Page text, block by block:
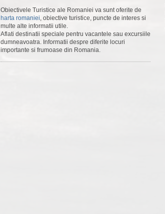
Obiectivele Turistice ale Romaniei va sunt oferite de
harta romaniei, obiective turistice, puncte de interes si
multe alte informatii utile.
Aflati destinatii speciale pentru vacantele sau excursiile
dumneavoatra. Informatii despre diferite locuri
importante si frumoase din Romania.